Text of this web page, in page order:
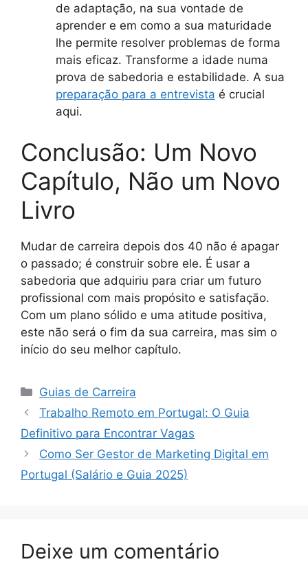
de adaptação, na sua vontade de
aprender e em como a sua maturidade
lhe permite resolver problemas de forma
mais eficaz. Transforme a idade numa
prova de sabedoria e estabilidade. A sua
preparação para a entrevista é crucial
aqui.
Conclusão: Um Novo
Capítulo, Não um Novo
Livro
Mudar de carreira depois dos 40 não é apagar
o passado; é construir sobre ele. É usar a
sabedoria que adquiriu para criar um futuro
profissional com mais propósito e satisfação.
Com um plano sólido e uma atitude positiva,
este não será o fim da sua carreira, mas sim o
início do seu melhor capítulo.
Categorias
Guias de Carreira
Trabalho Remoto em Portugal: O Guia
Definitivo para Encontrar Vagas
Como Ser Gestor de Marketing Digital em
Portugal (Salário e Guia 2025)
Deixe um comentário